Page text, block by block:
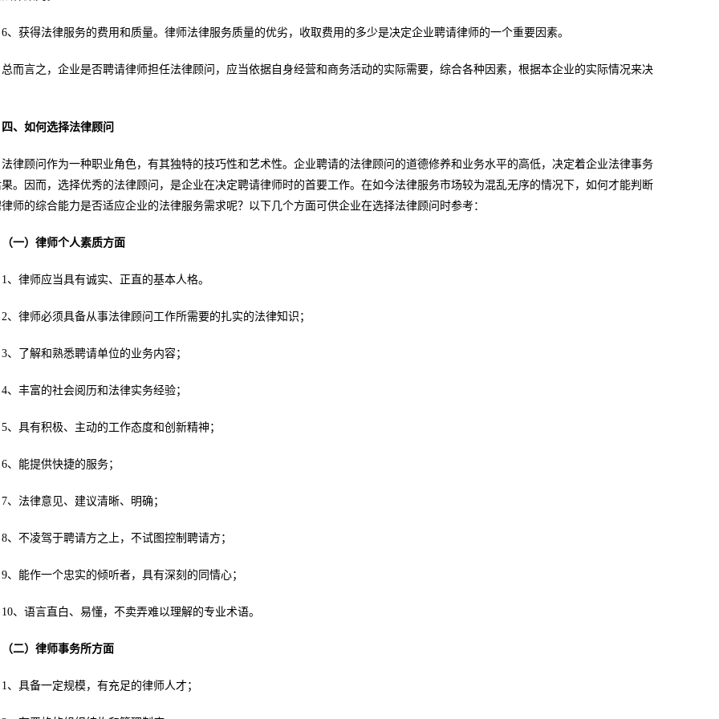
6、获得法律服务的费用和质量。律师法律服务质量的优劣，收取费用的多少是决定企业聘请律师的一个重要因素。
总而言之，企业是否聘请律师担任法律顾问，应当依据自身经营和商务活动的实际需要，综合各种因素，根据本企业的实际情况来决
四、如何选择法律顾问
法律顾问作为一种职业角色，有其独特的技巧性和艺术性。企业聘请的法律顾问的道德修养和业务水平的高低，决定着企业法律事务
果。因而，选择优秀的法律顾问，是企业在决定聘请律师时的首要工作。在如今法律服务市场较为混乱无序的情况下，如何才能判断
师的综合能力是否适应企业的法律服务需求呢？以下几个方面可供企业在选择法律顾问时参考：
（一）律师个人素质方面
1、律师应当具有诚实、正直的基本人格。
2、律师必须具备从事法律顾问工作所需要的扎实的法律知识；
3、了解和熟悉聘请单位的业务内容；
4、丰富的社会阅历和法律实务经验；
5、具有积极、主动的工作态度和创新精神；
6、能提供快捷的服务；
7、法律意见、建议清晰、明确；
8、不凌驾于聘请方之上，不试图控制聘请方；
9、能作一个忠实的倾听者，具有深刻的同情心；
10、语言直白、易懂，不卖弄难以理解的专业术语。
（二）律师事务所方面
1、具备一定规模，有充足的律师人才；